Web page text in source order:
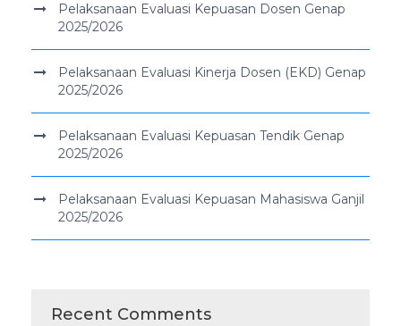
Pelaksanaan Evaluasi Kepuasan Dosen Genap
2025/2026
Pelaksanaan Evaluasi Kinerja Dosen (EKD) Genap
2025/2026
Pelaksanaan Evaluasi Kepuasan Tendik Genap
2025/2026
Pelaksanaan Evaluasi Kepuasan Mahasiswa Ganjil
2025/2026
Recent Comments